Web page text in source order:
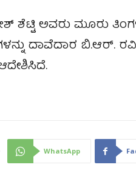
ಶೆಟ್ಟಿ ಅವರು ಮೂರು
ದಾವೆದಾರ ಬಿ.ಆರ್.
WhatsApp